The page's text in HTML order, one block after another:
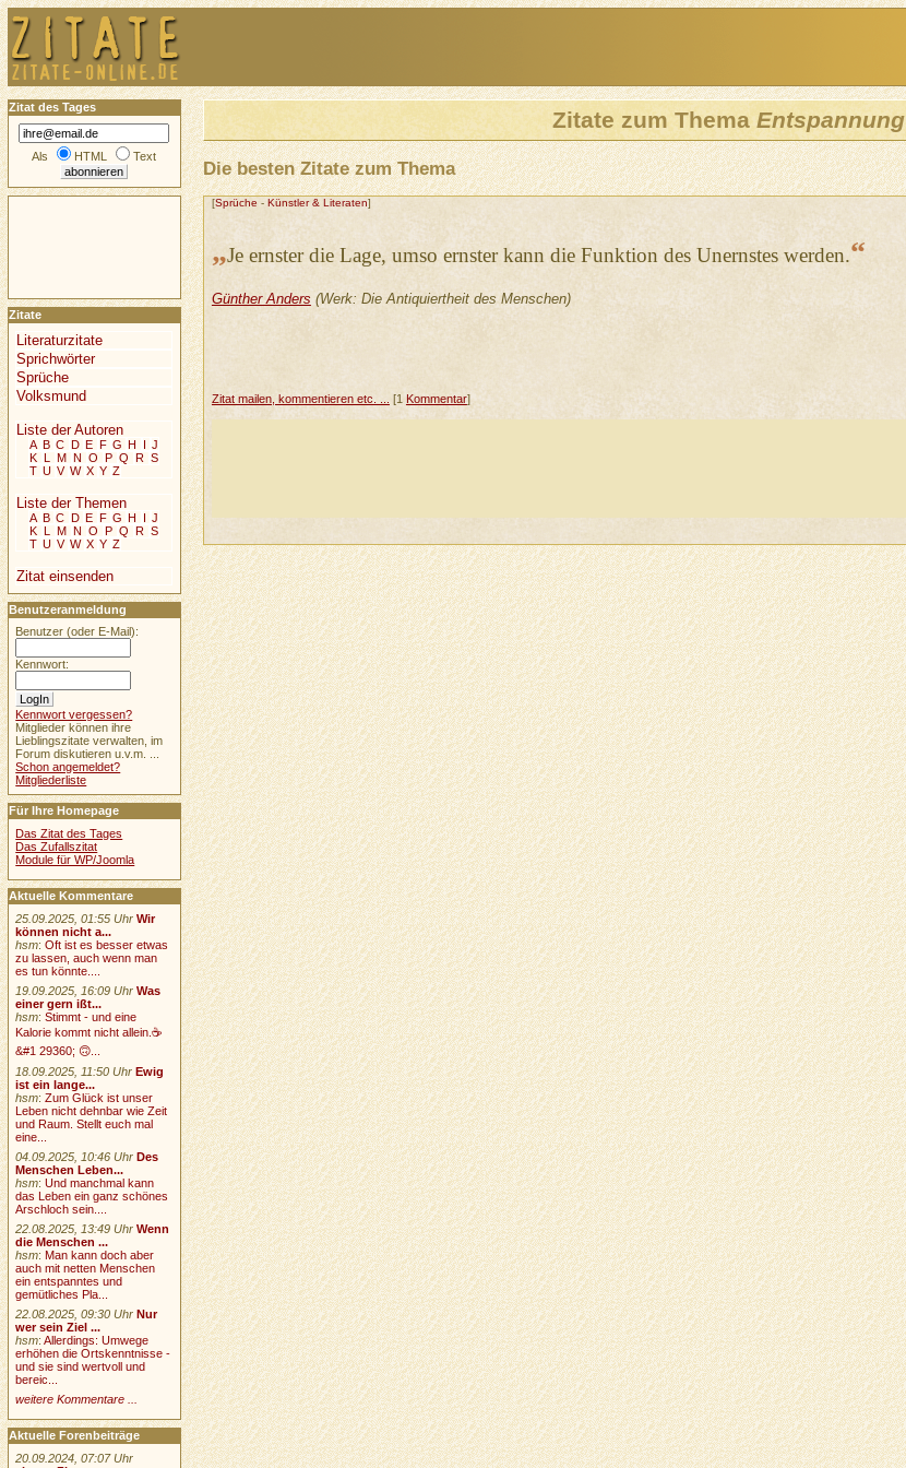
Zitate zum Thema Entspannung
Die besten Zitate zum Thema
[Sprüche - Künstler & Literaten]
„Je ernster die Lage, umso ernster kann die Funktion des Unernstes werden.“
Günther Anders(Werk: Die Antiquiertheit des Menschen)
Zitat mailen, kommentieren etc. ...
[1 Kommentar]
Zitat des Tages
Als HTML Text
Zitate
Literaturzitate
Sprichwörter
Sprüche
Volksmund
Liste der Autoren
A B C D E F G H I J
K L M N O P Q R S
T U V W X Y Z
Liste der Themen
A B C D E F G H I J
K L M N O P Q R S
T U V W X Y Z
Zitat einsenden
Benutzeranmeldung
Benutzer (oder E-Mail):
Kennwort:
Kennwort vergessen?
Mitglieder können ihre
Lieblingszitate verwalten, im
Forum diskutieren u.v.m. ...
Schon angemeldet?
Mitgliederliste
Für Ihre Homepage
Das Zitat des Tages
Das Zufallszitat
Module für WP/Joomla
Aktuelle Kommentare
25.09.2025, 01:55 Uhr Wir
können nicht a...
hsm:Oft ist es besser etwas
zu lassen, auch wenn man
es tun könnte....
19.09.2025, 16:09 Uhr Was
einer gern ißt...
hsm:Stimmt - und eine
Kalorie kommt nicht allein.☕
&#1 29360; 🙃...
18.09.2025, 11:50 Uhr Ewig
ist ein lange...
hsm:Zum Glück ist unser
Leben nicht dehnbar wie Zeit
und Raum. Stellt euch mal
eine...
04.09.2025, 10:46 Uhr Des
Menschen Leben...
hsm:Und manchmal kann
das Leben ein ganz schönes
Arschloch sein....
22.08.2025, 13:49 Uhr Wenn
die Menschen ...
hsm:Man kann doch aber
auch mit netten Menschen
ein entspanntes und
gemütliches Pla...
22.08.2025, 09:30 Uhr Nur
wer sein Ziel ...
hsm:Allerdings: Umwege
erhöhen die Ortskenntnisse -
und sie sind wertvoll und
bereic...
weitere Kommentare ...
Aktuelle Forenbeiträge
20.09.2024, 07:07 Uhr